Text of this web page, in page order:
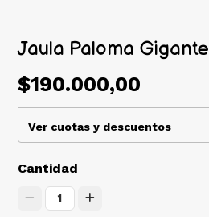
Jaula Paloma Gigante
$190.000,00
Ver cuotas y descuentos
Cantidad
1